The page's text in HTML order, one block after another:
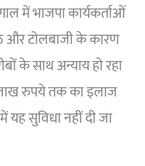
में भाजपा कार्यकर्ताओं
और टोलबाजी के कारण
के साथ अन्याय हो रहा
रुपये तक का इलाज
सुविधा नहीं दी जा